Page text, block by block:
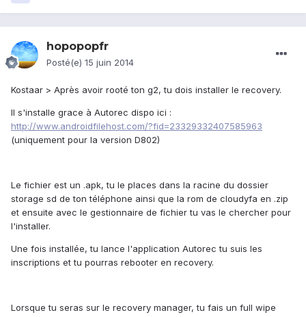
hopopopfr
Posté(e) 15 juin 2014
Kostaar > Après avoir rooté ton g2, tu dois installer le recovery.
Il s'installe grace à Autorec dispo ici :
http://www.androidfilehost.com/?fid=23329332407585963
(uniquement pour la version D802)
Le fichier est un .apk, tu le places dans la racine du dossier
storage sd de ton téléphone ainsi que la rom de cloudyfa en .zip
et ensuite avec le gestionnaire de fichier tu vas le chercher pour
l'installer.
Une fois installée, tu lance l'application Autorec tu suis les
inscriptions et tu pourras rebooter en recovery.
Lorsque tu seras sur le recovery manager, tu fais un full wipe